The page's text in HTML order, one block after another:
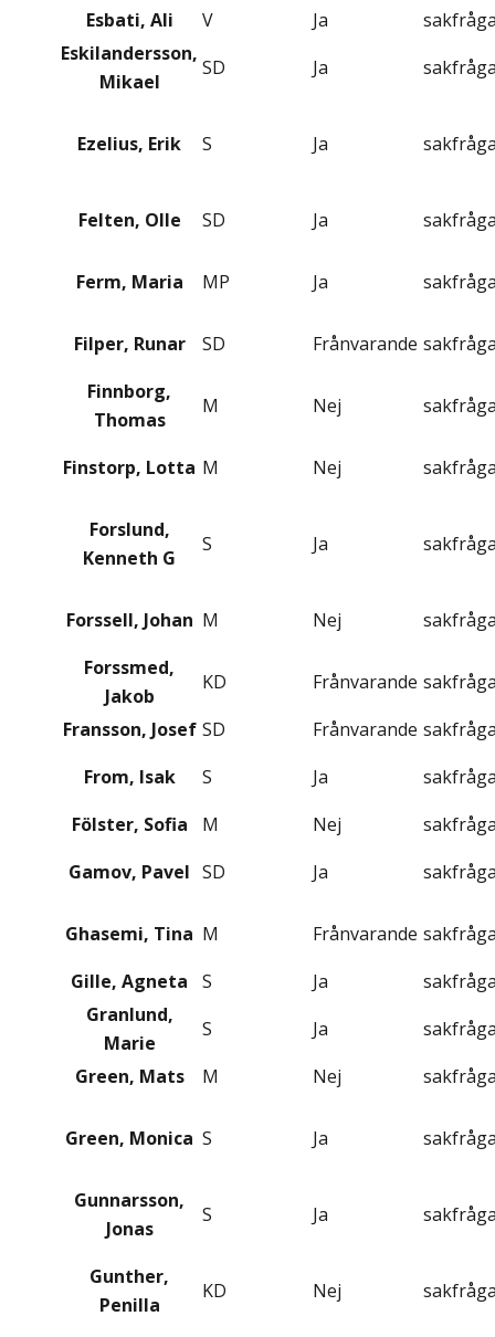
Esbati, Ali
V Ja
Eskilandersson,
Mikael
SD Ja
Ezelius, Erik S Ja
Felten, Olle SD Ja
Ferm, Maria MP Ja
Filper, Runar SD Frånvarande
Finnborg,
Thomas
M Nej
Finstorp, Lotta M Nej
Forslund,
Kenneth G
S Ja
Forssell, Johan M Nej
Forssmed,
Jakob
KD Frånvarande
Fransson, Josef SD Frånvarande
From, Isak
S Ja
Fölster, Sofia
M Nej
Gamov, Pavel SD Ja
Ghasemi, Tina M Frånvarande
Gille, Agneta
S Ja
Granlund,
Marie
S Ja
Green, Mats
M Nej
Green, Monica S Ja
Gunnarsson,
Jonas
S Ja
Gunther,
Penilla
KD Nej